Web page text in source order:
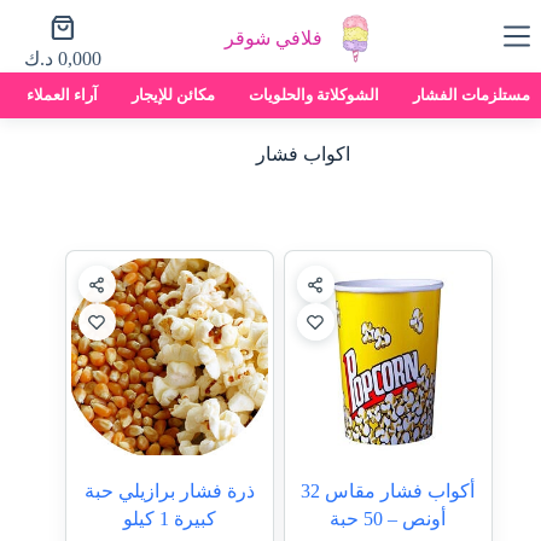
إلى
فلافي شوقر
عربة
التسوق0,000 د.ك
مستلزمات الفشار الشوكلاتة والحلويات مكائن للإيجار آراء العملاء
اكواب فشار
أكواب فشار مقاس 32
أونص – 50 حبة
ذرة فشار برازيلي حبة
كبيرة 1 كيلو